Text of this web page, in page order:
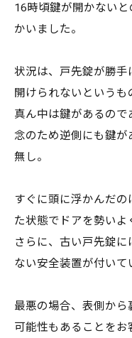
16時頃鍵が開かない
かいました。
状況は、戸先錠が勝手
開けられないというも
真ん中は鍵があるの
念のため逆側にも鍵が
無し。
すぐに頭に浮かんだ
た状態でドアを勢いよ
さらに、古い戸先錠
ない安全装置が付いて
最悪の場合、表側か
可能性もあることをお